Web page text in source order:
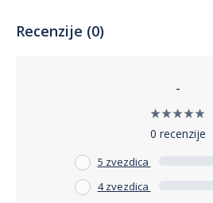
Recenzije (0)
-
0 recenzije
5 zvezdica
4 zvezdica